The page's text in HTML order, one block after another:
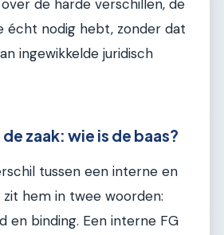
de harde verschillen, de
écht nodig hebt, zonder dat
ingewikkelde juridisch
de zaak: wie is de baas?
tussen een interne en
hem in twee woorden:
en binding. Een interne FG